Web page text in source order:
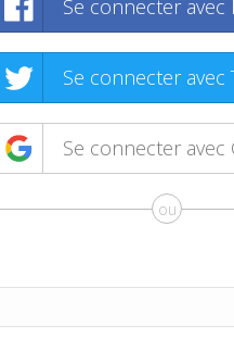
Se connecter avec
Se connecter avec
Se connecter avec
ou